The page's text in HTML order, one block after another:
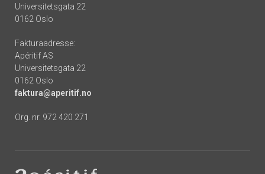
Universitetsgata 22
0162 Oslo
Fakturaadresse:
Apéritif AS
Universitetsgata 22
0162 Oslo
faktura@aperitif.no
Org. nr. 972 420 271